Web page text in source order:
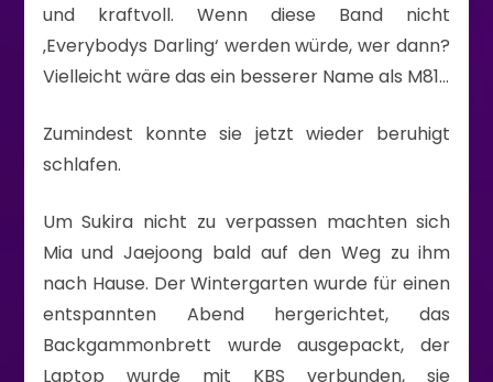
und kraftvoll. Wenn diese Band nicht
‚Everybodys Darling‘ werden würde, wer dann?
Vielleicht wäre das ein besserer Name als M81…
Zumindest konnte sie jetzt wieder beruhigt
schlafen.
Um Sukira nicht zu verpassen machten sich
Mia und Jaejoong bald auf den Weg zu ihm
nach Hause. Der Wintergarten wurde für einen
entspannten Abend hergerichtet, das
Backgammonbrett wurde ausgepackt, der
Laptop wurde mit KBS verbunden, sie